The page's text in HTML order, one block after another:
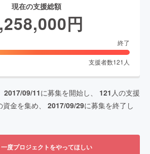
現在の支援総額
円
終了
支援者数121 人
2017/09/11に募集を開始し、 121 人の支援
資金を集め、 2017/09/29に募集を終了し
一度プロジェクトをやってほしい